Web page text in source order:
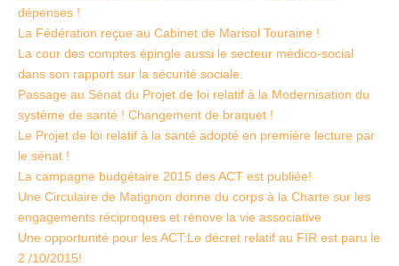
dépenses !
La Fédération reçue au Cabinet de Marisol Touraine !
La cour des comptes épingle aussi le secteur médico-social
dans son rapport sur la sécurité sociale.
Passage au Sénat du Projet de loi relatif à la Modernisation du
système de santé ! Changement de braquet !
Le Projet de loi relatif à la santé adopté en première lecture par
le sénat !
La campagne budgétaire 2015 des ACT est publiée!
Une Circulaire de Matignon donne du corps à la Charte sur les
engagements réciproques et rénove la vie associative
Une opportunité pour les ACT:Le décret relatif au FIR est paru le
2 /10/2015!